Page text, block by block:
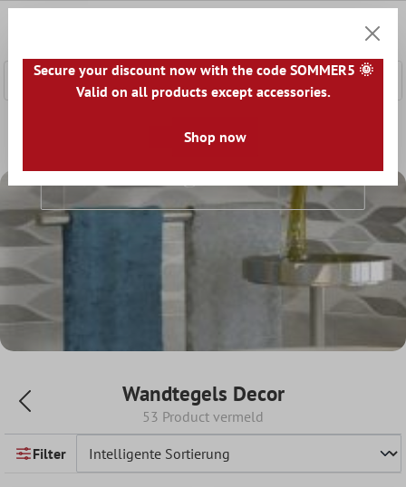
Wandtegels Decor
Wandtegels Decor
Wandtegels Decor
53 Product vermeld
Filter
Secure your discount now with the code SOMMER5 🌞
Valid on all products except accessories.
Shop now